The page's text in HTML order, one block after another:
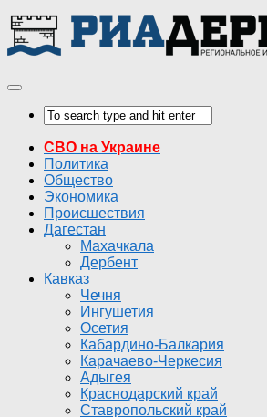
СВО на Украине
Политика
Общество
Экономика
Происшествия
Дагестан
Махачкала
Дербент
Кавказ
Чечня
Ингушетия
Осетия
Кабардино-Балкария
Карачаево-Черкесия
Адыгея
Краснодарский край
Ставропольский край